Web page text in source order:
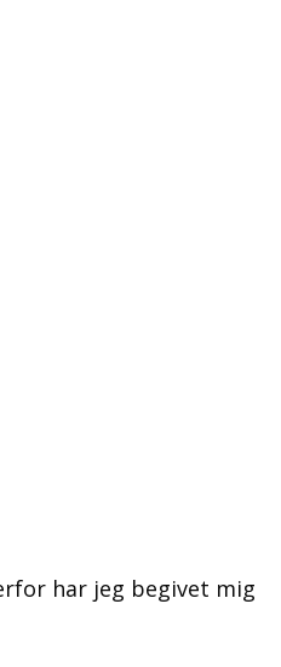
har jeg begivet mig